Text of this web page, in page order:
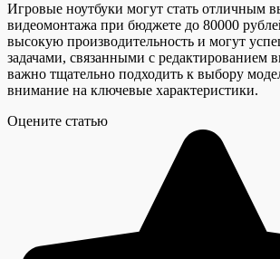
Игровые ноутбуки могут стать отличным
видеомонтажа при бюджете до 80000
высокую производительность и могут
задачами, связанными с редактированием
важно тщательно подходить к выбору
внимание на ключевые характеристики.
Оцените статью